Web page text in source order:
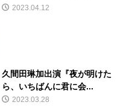
2023.04.12
久間田琳加出演『夜が明けた
ら、いちばんに君に会...
2023.03.28